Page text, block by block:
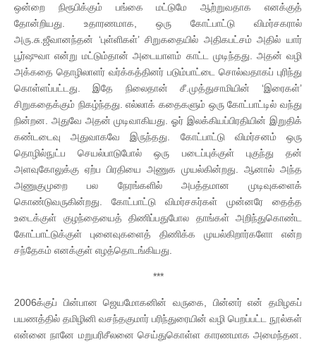
ஒன்றை நிரூபிக்கும் பங்கை மட்டுமே ஆற்றுவதாக எனக்குத்
தோன்றியது. உதாரணமாக, ஒரு கோட்பாட்டு விமர்சகரால்
அரு.சு.ஜீவானந்தன் ‘புள்ளிகள்’ சிறுகதையில் அதிகபட்சம் அதில் யார்
பூர்ஷுவா என்று மட்டும்தான் அடையாளம் காட்ட முடிந்தது. அதன் வழி
அக்கதை தொழிலாளர் வர்க்கத்தினர் படும்பாட்டை சொல்வதாகப் புரிந்து
கொள்ளப்பட்டது. இதே நிலைதான் சீ.முத்துசாமியின் ‘இரைகள்’
சிறுகதைக்கும் நிகழ்ந்தது. எல்லாக் கதைகளும் ஒரு கோட்பாட்டில் வந்து
நின்றன. அதுவே அதன் முடிவாகியது. ஓர் இலக்கியப்பிரதியின் இறுதிக்
கண்டடைவு அதுவாகவே இருந்தது. கோட்பாட்டு விமர்சனம் ஒரு
தொழில்நுட்ப செயல்பாடுபோல் ஒரு படைப்புக்குள் புகுந்து தன்
அளவுகோலுக்கு ஏற்ப பிரதியை அணுக முயல்கின்றது. ஆனால் அந்த
அணுகுமுறை பல நேரங்களில் அபத்தமான முடிவுகளைக்
கொண்டுவருகின்றது. கோட்பாட்டு விமர்சகர்கள் முன்னரே தைத்த
உடைக்குள் குழந்தையைத் திணிப்பதுபோல தாங்கள் அறிந்துகொண்ட
கோட்பாட்டுக்குள் புனைவுகளைத் திணிக்க முயல்கிறார்களோ என்ற
சந்தேகம் எனக்குள் எழத்தொடங்கியது.
***
2006க்குப் பின்பான ஜெயமோகனின் வருகை, பின்னர் என் தமிழகப்
பயணத்தில் தமிழினி வசந்தகுமார் பரிந்துரையின் வழி பெறப்பட்ட நூல்கள்
என்னை நானே மறுபரிசீலனை செய்துகொள்ள காரணமாக அமைந்தன.